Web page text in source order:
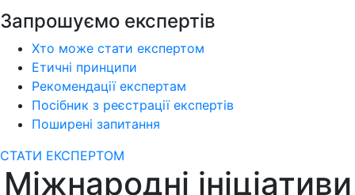
Запрошуємо експертів
Хто може стати експертом
Етичні принципи
Рекомендації експертам
Посібник з реєстрації експертів
Поширені запитання
СТАТИ ЕКСПЕРТОМ
Міжнародні ініціативи